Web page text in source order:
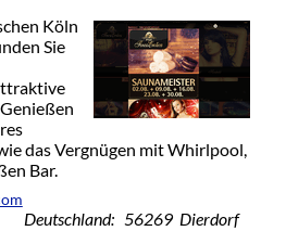
Köln
Sie
das Vergnügen mit Whirlpool,
Bar.
Deutschland: 56269 Dierdorf